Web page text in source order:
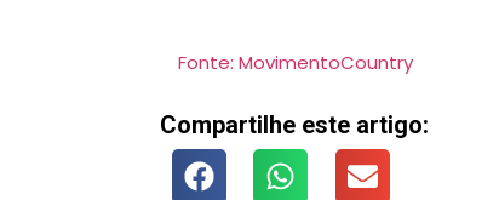
Fonte: MovimentoCountry
Compartilhe este artigo: